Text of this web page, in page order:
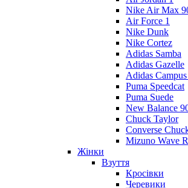
Nike Air Max
Air Force 1
Nike Dunk
Nike Cortez
Adidas Samba
Adidas Gazelle
Adidas
Puma Speedcat
Puma Suede
New Balance
Chuck Taylor
Converse
Mizuno Wave
Жінки
Взуття
Кросівки
Черевики